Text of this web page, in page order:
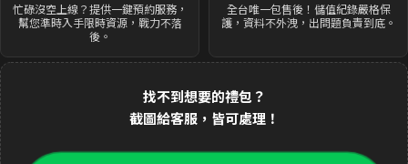
忙碌沒空上線？提供一鍵預約服務，
幫您準時入手限時資源，戰力不落
後。
全台唯一包售後！儲值紀錄嚴格保
護，資料不外洩，出問題負責到底。
找不到想要的禮包？
截圖給客服，皆可處理！